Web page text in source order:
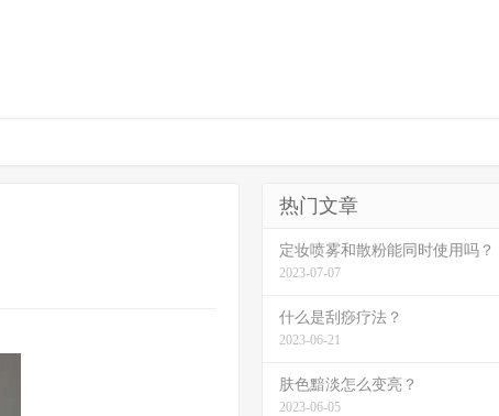
热门文章
定妆喷雾和散粉能同时使用吗？
2023-07-07
什么是刮痧疗法？
2023-06-21
肤色黯淡怎么变亮？
2023-06-05